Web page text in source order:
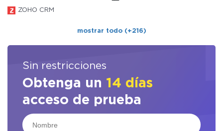
ZOHO CRM
mostrar todo (+216)
Sin restricciones
Obtenga un 14 días
acceso de prueba